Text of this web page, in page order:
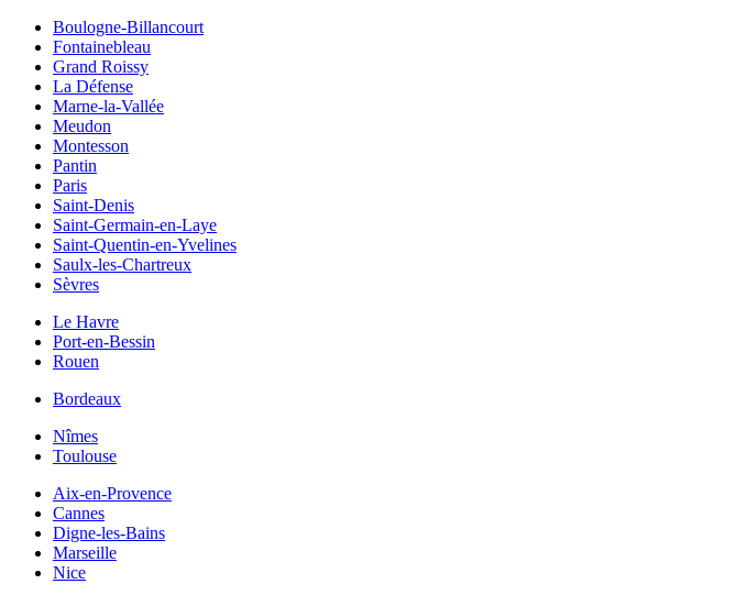
Boulogne-Billancourt
Fontainebleau
Grand Roissy
La Défense
Marne-la-Vallée
Meudon
Montesson
Pantin
Paris
Saint-Denis
Saint-Germain-en-Laye
Saint-Quentin-en-Yvelines
Saulx-les-Chartreux
Sèvres
Le Havre
Port-en-Bessin
Rouen
Bordeaux
Nîmes
Toulouse
Aix-en-Provence
Cannes
Digne-les-Bains
Marseille
Nice